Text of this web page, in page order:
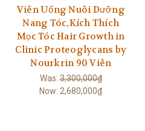
Viên Uống Nuôi Dưỡng
Nang Tóc,Kích Thích
Mọc Tóc Hair Growth in
Clinic Proteoglycans by
Nourkrin 90 Viên
Was:3,300,000₫
Now: 2,680,000₫